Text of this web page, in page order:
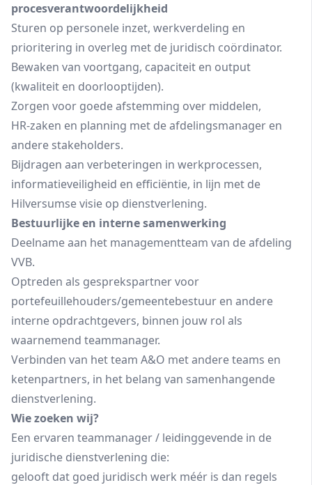
procesverantwoordelijkheid
Sturen op personele inzet, werkverdeling en
prioritering in overleg met de juridisch coördinator.
Bewaken van voortgang, capaciteit en output
(kwaliteit en doorlooptijden).
Zorgen voor goede afstemming over middelen,
HR‑zaken en planning met de afdelingsmanager en
andere stakeholders.
Bijdragen aan verbeteringen in werkprocessen,
informatieveiligheid en efficiëntie, in lijn met de
Hilversumse visie op dienstverlening.
Bestuurlijke en interne samenwerking
Deelname aan het managementteam van de afdeling
VVB.
Optreden als gesprekspartner voor
portefeuillehouders/gemeentebestuur en andere
interne opdrachtgevers, binnen jouw rol als
waarnemend teammanager.
Verbinden van het team A&O met andere teams en
ketenpartners, in het belang van samenhangende
dienstverlening.
Wie zoeken wij?
Een ervaren teammanager / leidinggevende in de
juridische dienstverlening die:
gelooft dat goed juridisch werk méér is dan regels